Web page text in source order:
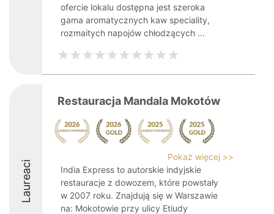
ofercie lokalu dostępna jest szeroka
gama aromatycznych kaw speciality,
rozmaitych napojów chłodzących ...
Laureaci
Restauracja Mandala Mokotów
Pokaż więcej >>
India Express to autorskie indyjskie
restauracje z dowozem, które powstały
w 2007 roku. Znajdują się w Warszawie
na: Mokotowie przy ulicy Etiudy